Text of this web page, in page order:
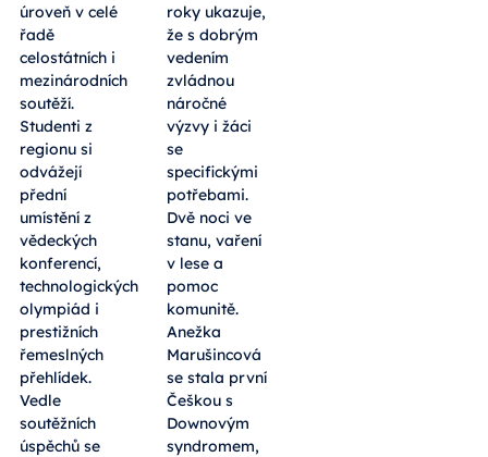
úroveň v celé
řadě
celostátních i
mezinárodních
soutěží.
Studenti z
regionu si
odvážejí
přední
umístění z
vědeckých
konferencí,
technologických
olympiád i
prestižních
řemeslných
přehlídek.
Vedle
soutěžních
úspěchů se
roky ukazuje,
že s dobrým
vedením
zvládnou
náročné
výzvy i žáci
se
specifickými
potřebami.
Dvě noci ve
stanu, vaření
v lese a
pomoc
komunitě.
Anežka
Marušincová
se stala první
Češkou s
Downovým
syndromem,